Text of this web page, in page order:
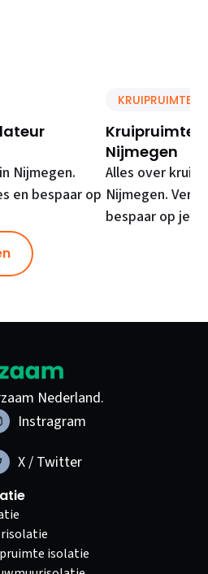
Nijmegen.
en bespaar op
KRUIPRUIMTE
Kruipruimte
Nijmegen
Alles over
Nijmegen.
bespaar op je
Nederland.
Instragram
X / Twitter
isolatie